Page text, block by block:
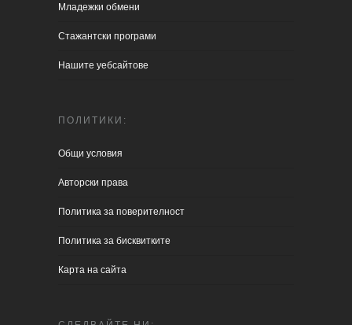
Младежки обмени
Стажантски програми
Нашите уебсайтове
ПОЛИТИКИ:
Общи условия
Aвторски права
Политика за поверителност
Политика за бисквитките
Карта на сайта